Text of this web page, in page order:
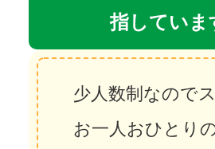
指していま
少人数制なので
お一人おひとり